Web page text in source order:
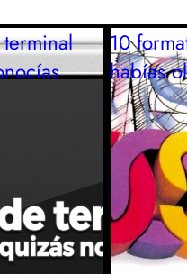
10
habías